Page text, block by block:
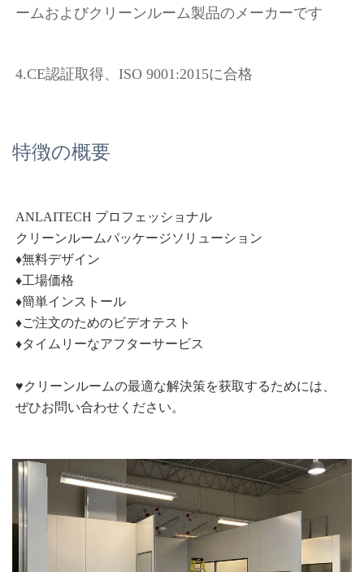
ームおよびクリーンルーム製品のメーカーです
4.CE認証取得、ISO 9001:2015に合格
特徴の概要
ANLAITECH プロフェッショナル
クリーンルームパッケージソリューション
♦無料デザイン
♦工場価格
♦簡単インストール
♦ご注文のためのビデオテスト
♦タイムリーなアフターサービス
♥クリーンルームの最適な解決策を获取するためには、
ぜひお問い合わせください。